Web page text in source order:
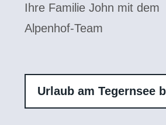
Ihre Familie John mit dem
Alpenhof-Team
Urlaub am Tegernsee